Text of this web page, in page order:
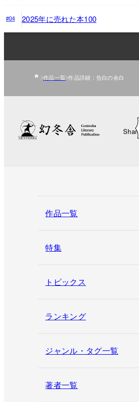
#04 2025年に売れた本100
作品一覧 作品詳細：告白の余白
Share
作品一覧
特集
トピックス
ランキング
ジャンル・タグ一覧
著者一覧